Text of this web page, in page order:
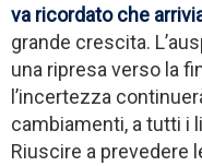
va ricordato che
grande crescita.
una ripresa verso la
l’incertezza
cambiamenti, a tutti i
Riuscire a prevedere